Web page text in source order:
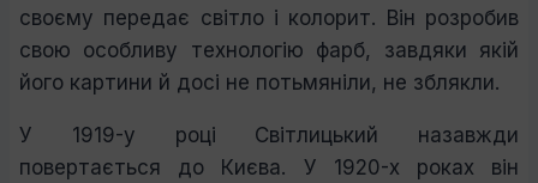
своєму передає світло і колорит. Він розробив
свою особливу технологію фарб, завдяки якій
його картини й досі не потьмяніли, не зблякли.
У 1919-у році Світлицький назавжди
повертається до Києва. У 1920-х роках він